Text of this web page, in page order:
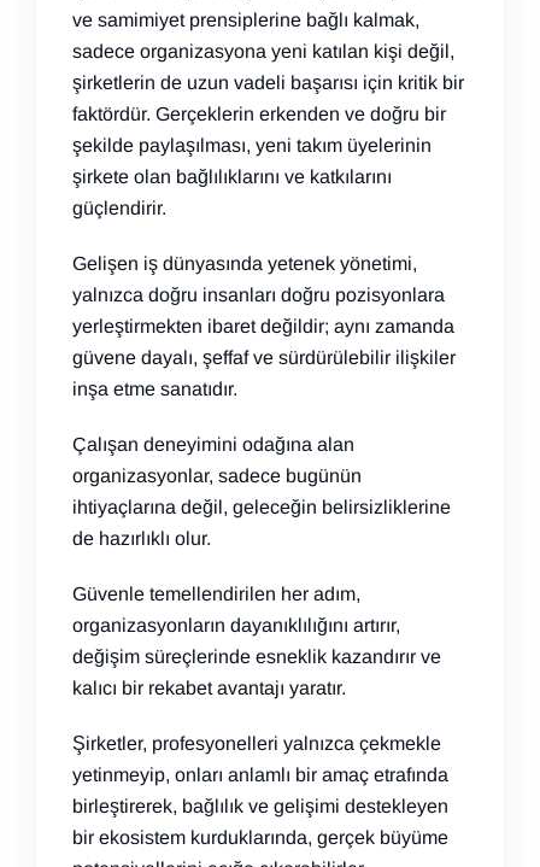
ve samimiyet prensiplerine bağlı kalmak,
sadece organizasyona yeni katılan kişi değil,
şirketlerin de uzun vadeli başarısı için kritik bir
faktördür. Gerçeklerin erkenden ve doğru bir
şekilde paylaşılması, yeni takım üyelerinin
şirkete olan bağlılıklarını ve katkılarını
güçlendirir.
Gelişen iş dünyasında yetenek yönetimi,
yalnızca doğru insanları doğru pozisyonlara
yerleştirmekten ibaret değildir; aynı zamanda
güvene dayalı, şeffaf ve sürdürülebilir ilişkiler
inşa etme sanatıdır.
Çalışan deneyimini odağına alan
organizasyonlar, sadece bugünün
ihtiyaçlarına değil, geleceğin belirsizliklerine
de hazırlıklı olur.
Güvenle temellendirilen her adım,
organizasyonların dayanıklılığını artırır,
değişim süreçlerinde esneklik kazandırır ve
kalıcı bir rekabet avantajı yaratır.
Şirketler, profesyonelleri yalnızca çekmekle
yetinmeyip, onları anlamlı bir amaç etrafında
birleştirerek, bağlılık ve gelişimi destekleyen
bir ekosistem kurduklarında, gerçek büyüme